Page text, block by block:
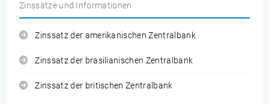
Zinssätze und Informationen
Zinssatz der amerikanischen Zentralbank
Zinssatz der brasilianischen Zentralbank
Zinssatz der britischen Zentralbank